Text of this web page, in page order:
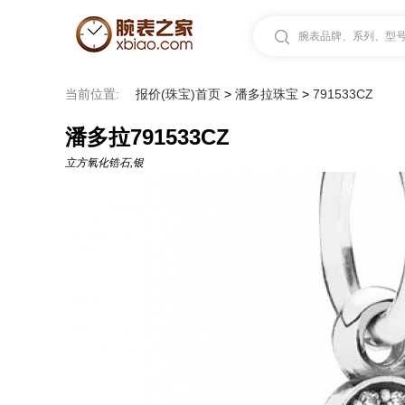
腕表品牌、系列、型
当前位置: 报价(珠宝)首页 > 潘多拉珠宝 > 791533CZ
潘多拉791533CZ
立方氧化锆石,银